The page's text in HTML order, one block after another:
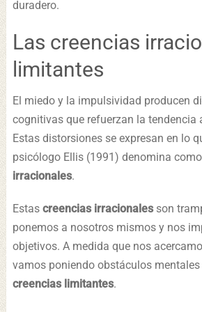
duradero.
Las creencias
limitantes
El miedo y la impulsividad producen
cognitivas que refuerzan la tendencia
Estas distorsiones se expresan en lo
psicólogo Ellis (1991) denomina como
irracionales.
Estas creencias irracionalesson
ponemos a nosotros mismos y nos
objetivos. A medida que nos
vamos poniendo obstáculos mentales
creencias limitantes.